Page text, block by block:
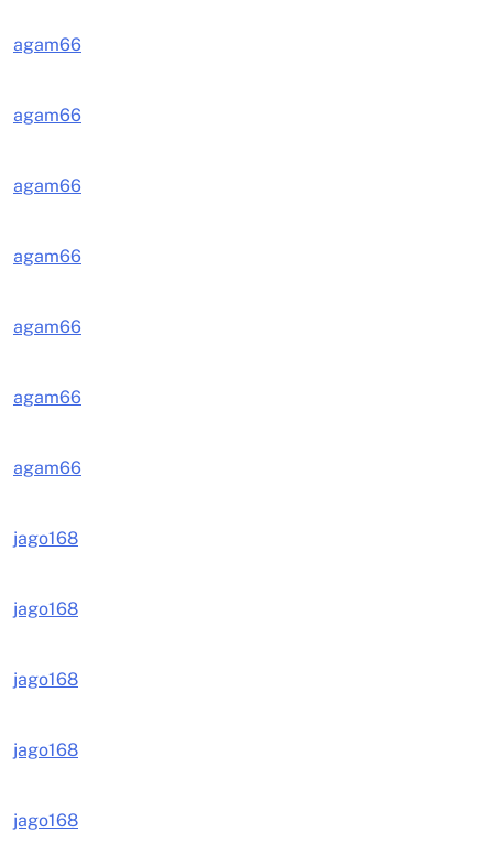
agam66
agam66
agam66
agam66
agam66
agam66
agam66
jago168
jago168
jago168
jago168
jago168